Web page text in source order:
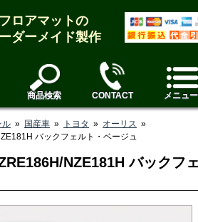
ロアマットの
ダーメイド製作
商品検索 CONTACT メニュー
ル » 国産車 » トヨタ » オーリス »
バックフェルト・ベージュ
NZE181H バックフ